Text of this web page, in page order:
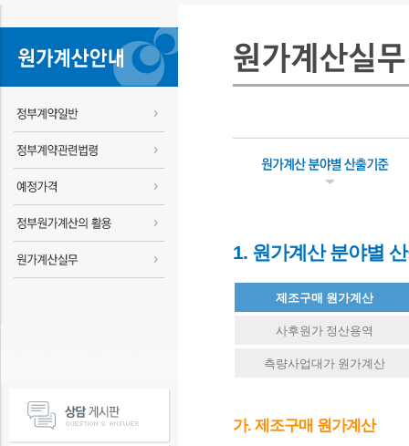
1. 원가계산 분야별
제조구매 원가계산
사후원가 정산용역
측량사업대가 원가계산
가. 제조구매 원가계산